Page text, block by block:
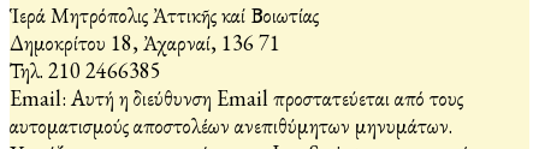
Ἱερά Μητρόπολις Ἀττικῆς καί Βοιωτίας
Δημοκρίτου 18, Ἀχαρναί, 136 71
Τηλ. 210 2466385
Email: Αυτή η διεύθυνση Email προστατεύεται από τους
αυτοματισμούς αποστολέων ανεπιθύμητων μηνυμάτων.